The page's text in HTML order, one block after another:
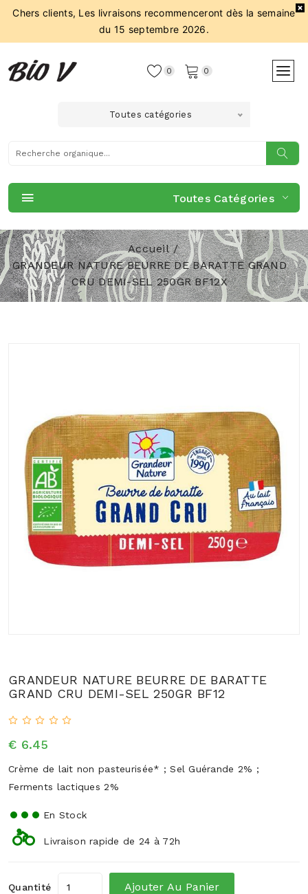
Chers clients, Les livraisons recommenceront dès la semaine
du 15 septembre 2026.
0 0
Toutes catégories
Toutes Catégories
Accueil
GRANDEUR NATURE BEURRE DE BARATTE GRAND
CRU DEMI-SEL 250GR BF12X
GRANDEUR NATURE BEURRE DE BARATTE
GRAND CRU DEMI-SEL 250GR BF12
€ 6.45
Crème de lait non pasteurisée* ; Sel Guérande 2% ;
Ferments lactiques 2%
En Stock
Livraison rapide de 24 à 72h
Quantité Ajouter Au Panier